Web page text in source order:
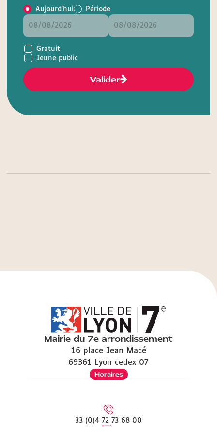
Aujourd'hui Période
Gratuit
Jeune public
Valider
Mairie du 7e arrondissement
16 place Jean Macé
69361 Lyon cedex 07
Horaires
33 (0)4 72 73 68 00